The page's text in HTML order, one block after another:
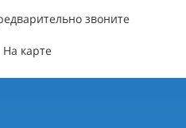
звоните
На карте